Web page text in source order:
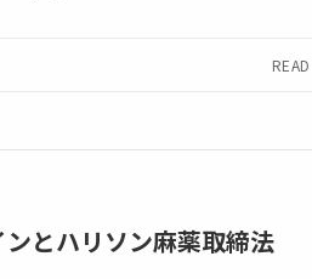
ンとハリソン麻薬取締法